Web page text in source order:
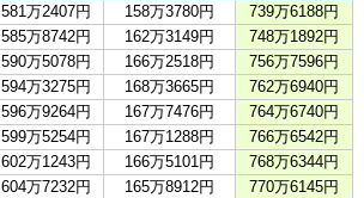
581万2407円 158万3780円
739万6188円
585万8742円 162万3149円
748万1892円
590万5078円 166万2518円
756万7596円
594万3275円 168万3665円
762万6940円
596万9264円 167万7476円
764万6740円
599万5254円 167万1288円
766万6542円
602万1243円 166万5101円
768万6344円
604万7232円 165万8912円
770万6145円